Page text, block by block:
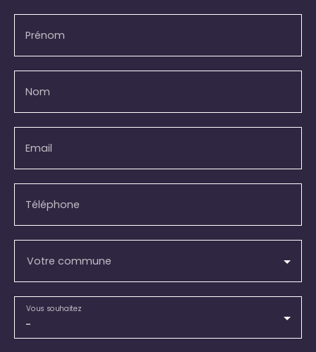
Prénom
Nom
Email
Téléphone
Votre commune
-
Vous souhaitez